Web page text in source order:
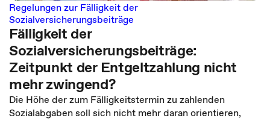
Regelungen zur Fälligkeit der
Sozialversicherungsbeiträge
Fälligkeit der
Sozialversicherungsbeiträge:
Zeitpunkt der Entgeltzahlung nicht
mehr zwingend?
Die Höhe der zum Fälligkeitstermin zu zahlenden
Sozialabgaben soll sich nicht mehr daran orientieren,